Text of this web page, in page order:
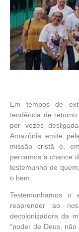
Em tempos de
tendência de
por vezes
Amazônia emite
missão cristã é,
percamos a chance
testemunho de
o bem.
Testemunhamos o
reaprender ao
decolonizadora da
“poder de Deus,